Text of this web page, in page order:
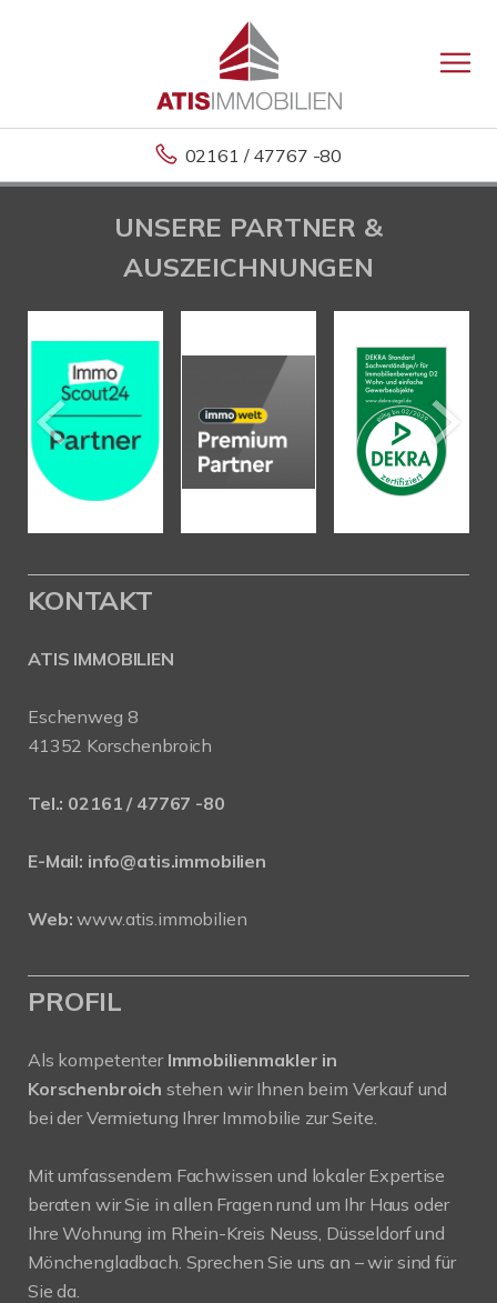
02161 / 47767 -80
UNSERE PARTNER &
AUSZEICHNUNGEN
KONTAKT
ATIS IMMOBILIEN
Eschenweg 8
41352 Korschenbroich
Tel.: 02161 / 47767 -80
E-Mail: info@atis.immobilien
Web: www.atis.immobilien
PROFIL
Als kompetenter Immobilienmakler in
Korschenbroich stehen wir Ihnen beim Verkauf und
bei der Vermietung Ihrer Immobilie zur Seite.
Mit umfassendem Fachwissen und lokaler Expertise
beraten wir Sie in allen Fragen rund um Ihr Haus oder
Ihre Wohnung im Rhein-Kreis Neuss, Düsseldorf und
Mönchengladbach. Sprechen Sie uns an – wir sind für
Sie da.